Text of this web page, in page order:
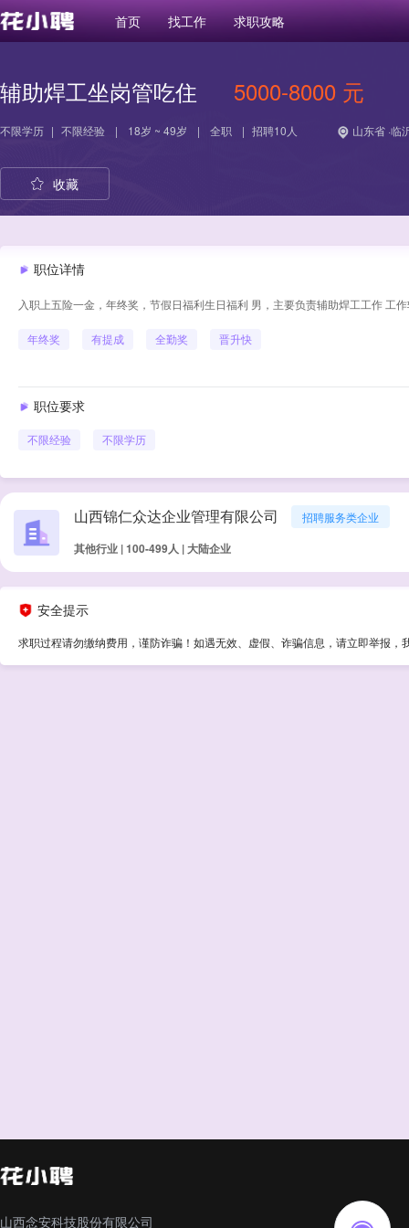
首页 找工作 求职攻略
辅助焊工坐岗管吃住 5000-8000 元
不限学历 | 不限经验 | 18岁 ~ 49岁 | 全职 | 招聘10人 山东省 ·临
收藏
职位详情
入职上五险一金，年终奖，节假日福利生日福利 男，主要负责辅助焊工工作 工
年终奖 有提成 全勤奖 晋升快
职位要求
不限经验 不限学历
山西锦仁众达企业管理有限公司 招聘服务类企业
其他行业 | 100-499人 | 大陆企业
安全提示
求职过程请勿缴纳费用，谨防诈骗！如遇无效、虚假、诈骗信息，请立即举报，
山西念安科技股份有限公司